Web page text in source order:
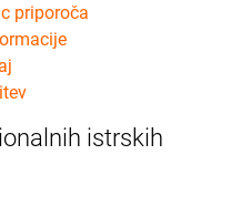
priporoča
istrskih